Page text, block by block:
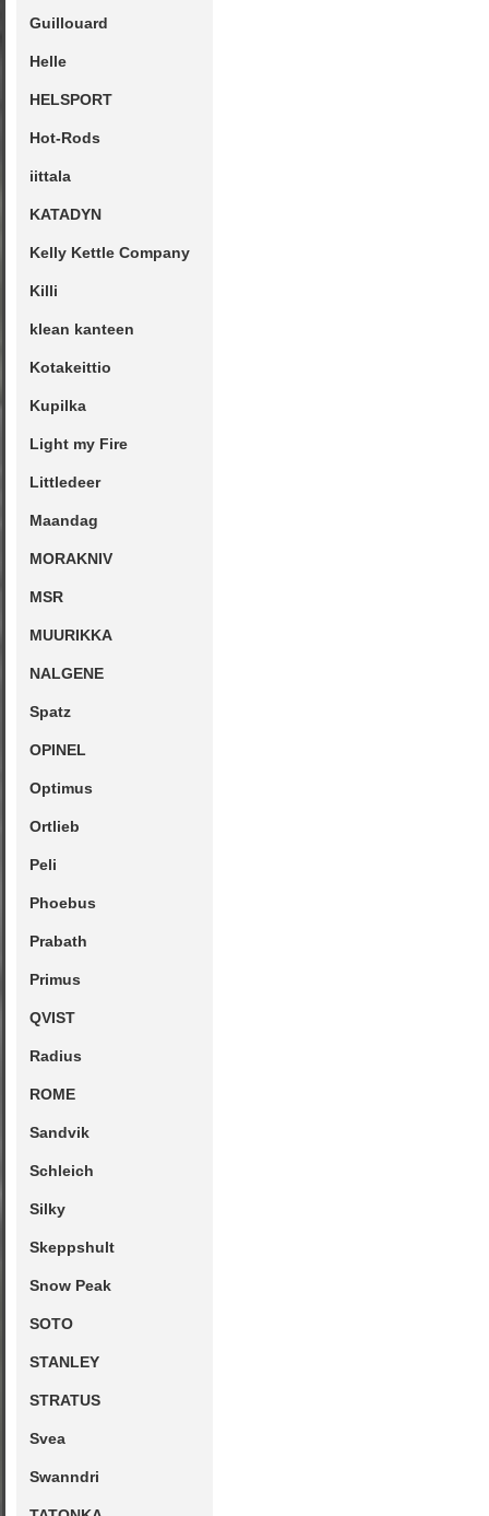
Guillouard
Helle
HELSPORT
Hot-Rods
iittala
KATADYN
Kelly Kettle Company
Killi
klean kanteen
Kotakeittio
Kupilka
Light my Fire
Littledeer
Maandag
MORAKNIV
MSR
MUURIKKA
NALGENE
Spatz
OPINEL
Optimus
Ortlieb
Peli
Phoebus
Prabath
Primus
QVIST
Radius
ROME
Sandvik
Schleich
Silky
Skeppshult
Snow Peak
SOTO
STANLEY
STRATUS
Svea
Swanndri